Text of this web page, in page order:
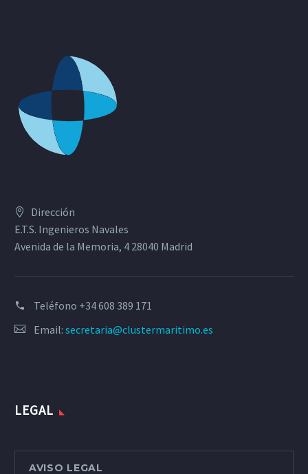
Dirección
E.T.S. Ingenieros Navales
Avenida de la Memoria, 4 28040 Madrid
Teléfono +34 608 389 171
Email: secretaria@clustermaritimo.es
LEGAL
AVISO LEGAL